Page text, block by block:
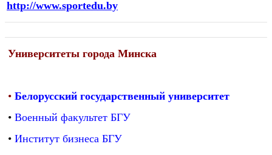
http://www.sportedu.by
Университеты города Минска
• Белорусский государственный университет
• Военный факультет БГУ
• Институт бизнеса БГУ